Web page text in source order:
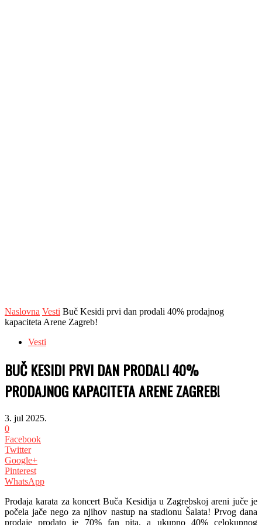
Naslovna Vesti Buč Kesidi prvi dan prodali 40% prodajnog
kapaciteta Arene Zagreb!
Vesti
BUČ KESIDI PRVI DAN PRODALI 40%
PRODAJNOG KAPACITETA ARENE ZAGREB!
3. jul 2025.
0
Facebook
Twitter
Google+
Pinterest
WhatsApp
Prodaja karata za koncert Buča Kesidija u Zagrebskoj areni juče je
počela jače nego za njihov nastup na stadionu Šalata! Prvog dana
prodaje prodato je 70% fan pita, a ukupno 40% celokupnog